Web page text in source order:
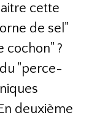
cette
de sel"
cochon" ?
"perce-
deuxième